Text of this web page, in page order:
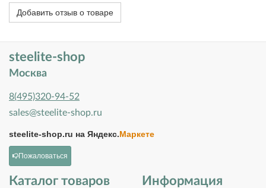
Добавить отзыв о товаре
steelite-shop
Москва
8(495)320-94-52
sales@steelite-shop.ru
steelite-shop.ru на Яндекс.Маркете
Пожаловаться
Каталог товаров Информация